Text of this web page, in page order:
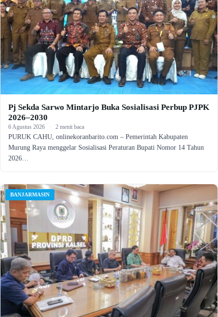
Pj Sekda Sarwo Mintarjo Buka Sosialisasi Perbup PJPK
2026–2030
6 Agustus 2026 · 2 menit baca
PURUK CAHU, onlinekoranbarito.com – Pemerintah Kabupaten
Murung Raya menggelar Sosialisasi Peraturan Bupati Nomor 14 Tahun
2026…
BANJARMASIN